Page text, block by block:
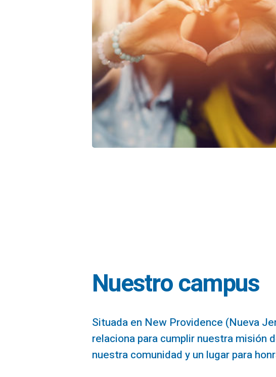
Nuestro campus
Situada en New Providence (Nueva
relaciona para cumplir nuestra misión
nuestra comunidad y un lugar para